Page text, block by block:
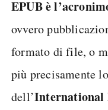
EPUB è
ovvero
formato di file, o
più precisamente
dell’International